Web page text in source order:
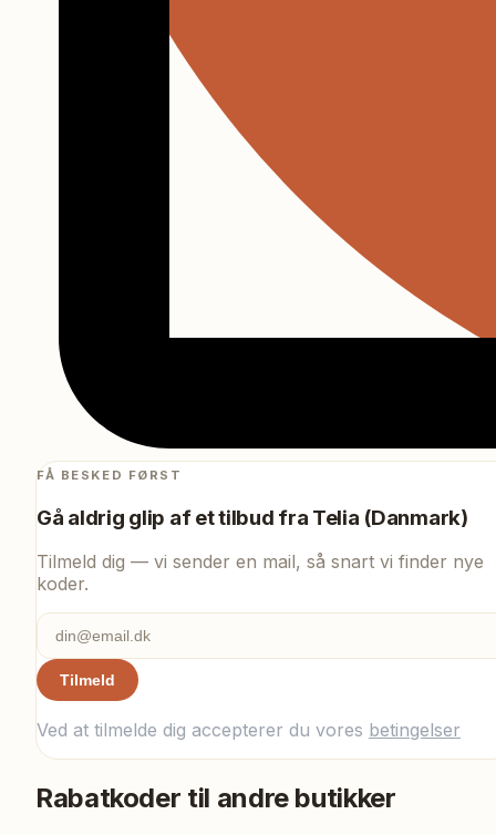
FÅ BESKED FØRST
Gå aldrig glip af et tilbud fra Telia (Danmark)
Tilmeld dig — vi sender en mail, så snart vi finder nye
koder.
Tilmeld
Ved at tilmelde dig accepterer du vores betingelser
Rabatkoder til andre butikker